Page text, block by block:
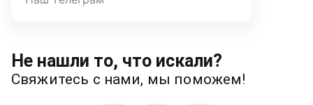
предметней если Вы пришлете
фотографии, размеры и пр.
Не нашли то, что искали?
Свяжитесь с нами, мы поможем!